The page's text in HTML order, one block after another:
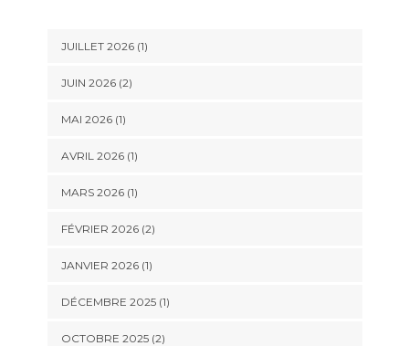
JUILLET 2026(1)
JUIN 2026(2)
MAI 2026(1)
AVRIL 2026(1)
MARS 2026(1)
FÉVRIER 2026(2)
JANVIER 2026(1)
DÉCEMBRE 2025(1)
OCTOBRE 2025(2)